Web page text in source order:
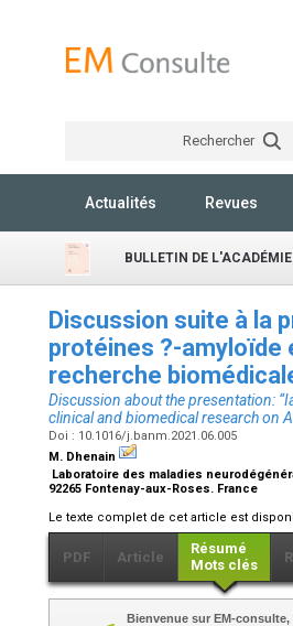
Rechercher
Actualités Revues
BULLETIN DE
Discussion suite à la
protéines ?-amyloïde
recherche
Discussion about the presentation:
clinical and biomedical research on
Doi : 10.1016/j.banm.2021.06.005
M. Dhenain
Laboratoire des maladies
92265 Fontenay-aux-Roses. France
Le texte complet de cet article est
PDF Article
Résumé
Mots clés
Bienvenue sur EM-